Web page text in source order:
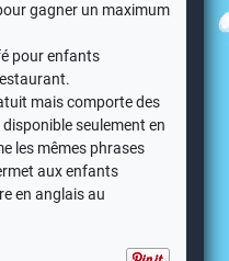
gagner un maximum
pour enfants
mais comporte des
seulement en
les mêmes phrases
aux enfants
en anglais au